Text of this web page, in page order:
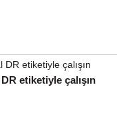
etiketiyle çalışın